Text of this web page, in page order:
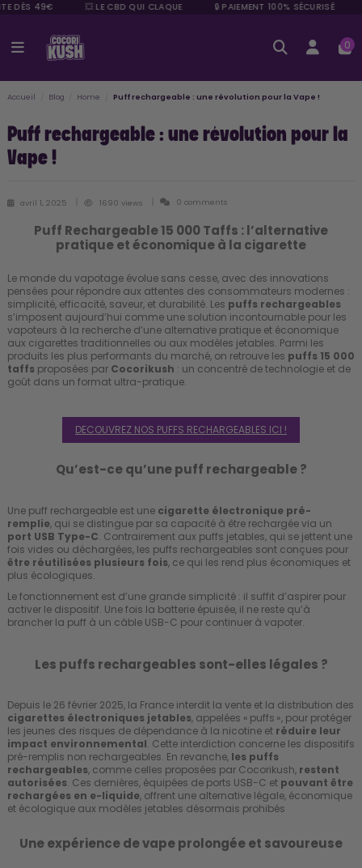
DÈS 49€ 💥 LE CBD QUI CLAQUE 🔒 PAIEMENT 100% SÉCURISÉ
0
Accueil Blog Home Puff rechargeable : une révolution pour la Vape !
Puff rechargeable : une révolution pour la
Vape !
avril 1, 2025 1690 views 0 comments
Puff Rechargeable 15 000 Taffs : l’alternative
pratique et économique à la cigarette
Le monde du vapotage évolue sans cesse, avec des innovations
pensées pour répondre aux attentes des consommateurs modernes :
simplicité, efficacité, saveur, et durabilité. Les puffs rechargeables
s’imposent aujourd’hui comme une solution incontournable pour les
vapoteurs à la recherche d’une alternative pratique et économique
aux cigarettes traditionnelles ou aux modèles jetables. Parmi les
produits les plus performants du marché, on retrouve les puffs 15 000
taffs proposées par Cocorikush : un concentré de technologie et de
goût dans un format ultra-pratique.
DECOUVREZ NOS PUFFS RECHARGEABLES ICI !
Qu’est-ce qu’une puff rechargeable ?
Une puff rechargeable est une cigarette électronique pré-
remplie, qui se distingue par sa capacité à être rechargée via un
port USB Type-C. Contrairement aux puffs jetables, qui se jettent une
fois vides ou déchargées, les puffs rechargeables sont conçues pour
être réutilisées plusieurs fois, ce qui les rend plus économiques et
plus écologiques.
Le fonctionnement est d’une grande simplicité : il suffit d’aspirer pour
activer le dispositif. Une fois la batterie épuisée, il ne reste qu’à
brancher la puff à un câble USB-C pour continuer à vapoter.
Les puffs rechargeables sont-elles légales ?
Depuis le 26 février 2025, la France interdit la vente et la distribution des
cigarettes électroniques jetables, appelées « puffs », pour protéger
les jeunes des risques de dépendance à la nicotine et réduire leur
impact environnemental. Cette interdiction concerne les dispositifs
pré-remplis non rechargeables. En revanche, les puffs
rechargeables, comme celles proposées par Cocorikush, restent
autorisées. Ces dernières, équipées de ports USB-C et pouvant être
rechargées en e-liquide, offrent une alternative légale, économique
et écologique aux modèles jetables désormais prohibés
Une expérience de vape prolongée et savoureuse